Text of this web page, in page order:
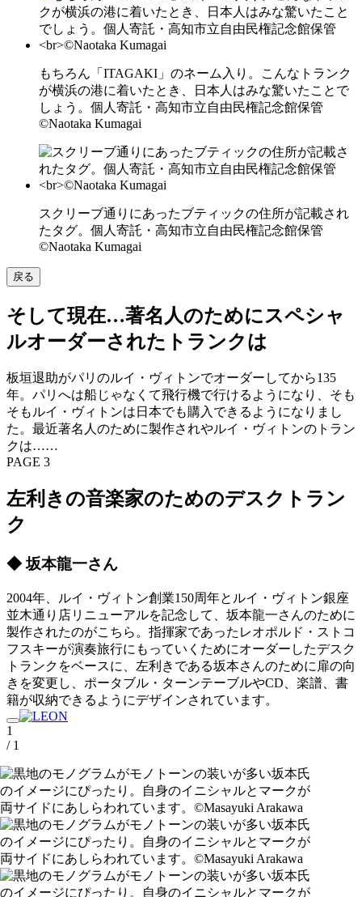
もちろん「ITAGAKI」のネーム入り。こんなトランク
が横浜の港に着いたとき、日本人はみな驚いたことで
しょう。個人寄託・高知市立自由民権記念館保管
©Naotaka Kumagai
スクリーブ通りにあったブティックの住所が記載され
たタグ。個人寄託・高知市立自由民権記念館保管
©Naotaka Kumagai
戻る
そして現在…著名人のためにスペシャ
ルオーダーされたトランクは
板垣退助がパリのルイ・ヴィトンでオーダーしてから135
年。パリへは船じゃなくて飛行機で行けるようになり、そも
そもルイ・ヴィトンは日本でも購入できるようになりまし
た。最近著名人のために製作されやルイ・ヴィトンのトラン
クは……
PAGE 3
左利きの音楽家のためのデスクトラン
ク
◆ 坂本龍一さん
2004年、ルイ・ヴィトン創業150周年とルイ・ヴィトン銀座
並木通り店リニューアルを記念して、坂本龍一さんのために
製作されたのがこちら。指揮家であったレオポルド・ストコ
フスキーが演奏旅行にもっていくためにオーダーしたデスク
トランクをベースに、左利きである坂本さんのために扉の向
きを変更し、ポータブル・ターンテーブルやCD、楽譜、書
籍が収納できるようにデザインされています。
1
/ 1